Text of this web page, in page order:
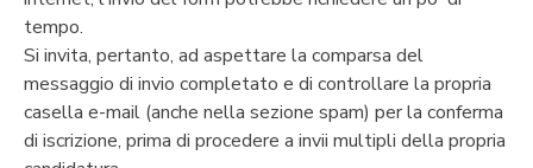
tempo.
Si invita, pertanto, ad aspettare la comparsa del
messaggio di invio completato e di controllare la propria
casella e-mail (anche nella sezione spam) per la conferma
di iscrizione, prima di procedere a invii multipli della propria